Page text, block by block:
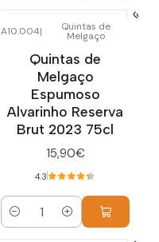
A10.004| Quintas de
Melgaço
Quintas de
Melgaço
Espumoso
Alvarinho Reserva
Brut 2023 75cl
15,90€
4.3
Cantidad